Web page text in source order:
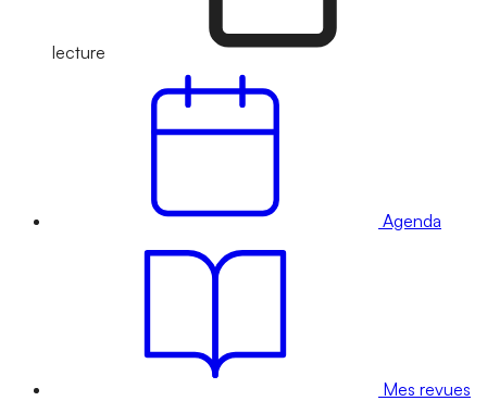
lecture
Agenda
Mes revues